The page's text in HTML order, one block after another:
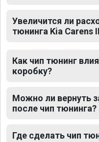
Увеличится ли
тюнинга Kia Carens
Как чип тюнинг
коробку?
Можно ли вернуть
после чип тюнинга?
Где сделать чип